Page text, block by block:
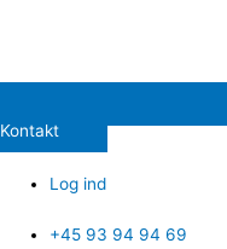
Kontakt
Log ind
+45 93 94 94 69